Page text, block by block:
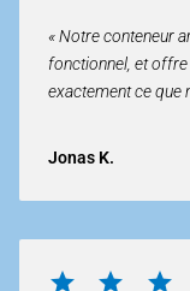
« Notre conteneur
fonctionnel, et
exactement ce que
Jonas K.